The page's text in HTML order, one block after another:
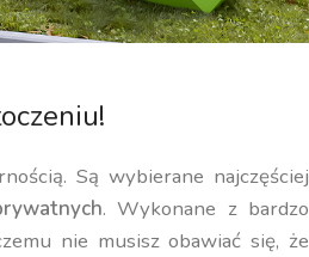
Są wybierane najczęściej
. Wykonane z bardzo
nie musisz obawiać się, że